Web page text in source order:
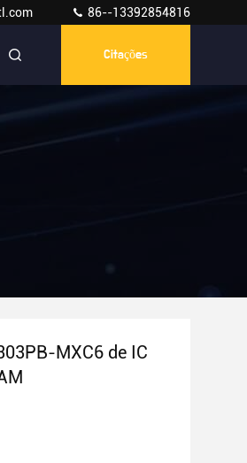
86--13392854816
Citações
MXC6 de IC